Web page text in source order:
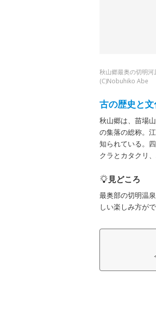
秋山郷最奥の切明河
(C)Nobuhiko Abe
古の歴史と
秋山郷は、苗場
の集落の総称。
知られている。
クラとカタクリ
見どころ
最奥部の切明温
しい楽しみ方が